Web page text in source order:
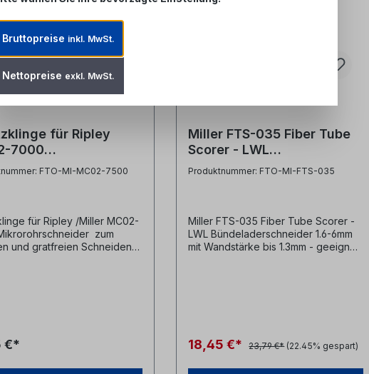
für Ripley
7000
FTO-MI-MC02-7500
für Ripley /Miller MC02-
zum
und gratfreien Schneiden
€*
Miller FTS-035 Fiber Tube
Scorer - LWL
Bündeladerschneider 1.6-
Produktnummer: FTO-MI-FTS-035
Miller FTS-035 Fiber Tube Scorer -
LWL Bündeladerschneider 1.6-6mm
mit Wandstärke bis 1.3mm - geeignet
18,45 €* 23,79 €* (22.45% gespart)
Bruttopreise inkl. MwSt.
Nettopreise exkl. MwSt.